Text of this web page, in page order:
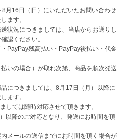
月16日（日）にいただいたお問い合わせ
ます。
状況につきましては、当店からお送りし
認ください。
・PayPay残高払い・PayPay後払い・代金
いの場合）が取れ次第、商品を順次発送
につきましては、8月17日（月）以降に
ます。
しては随時対応させて頂きます。
以降のご対応となり、発送にお時間を頂
メールの送信までにお時間を頂く場合が